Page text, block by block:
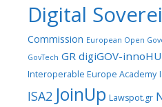
Digital
Commission European Open
GovTech GR digiGOV-
Interoperable Europe Academy
ISA2 JoinUp Lawspot.gr